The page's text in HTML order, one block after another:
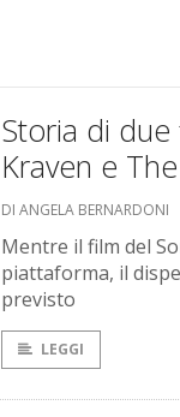
Storia di
Kraven e
DI ANGELA BERNARDONI
Mentre il film del
piattaforma, il
previsto
LEGGI